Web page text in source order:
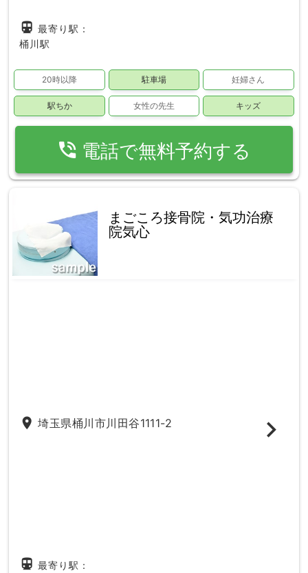
directions_subway 最寄り駅：
桶川駅
20時以降 駐車場 妊婦さん
駅ちか 女性の先生 キッズ
phone_in_talk 電話で無料予約する
まごころ接骨院・気功治療
院気心
place 埼玉県桶川市川田谷1111-2
directions_subway 最寄り駅：